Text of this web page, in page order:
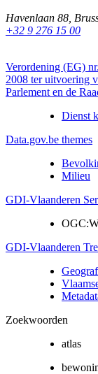
Havenlaan 88
+32 9 276 15 00
Verordening (EG)
2008 ter uitvoering
Parlement en de
Dienst
Data.gov.be themes
Milieu
GDI-Vlaanderen
GDI-Vlaanderen
Zoekwoorden
atlas